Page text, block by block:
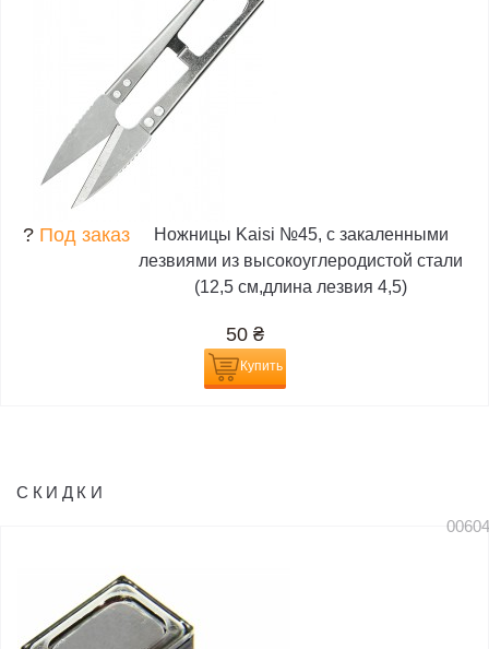
? Под заказ
Ножницы Kaisi №45, с закаленными
лезвиями из высокоуглеродистой стали
(12,5 см,длина лезвия 4,5)
50 ₴
Купить
СКИДКИ